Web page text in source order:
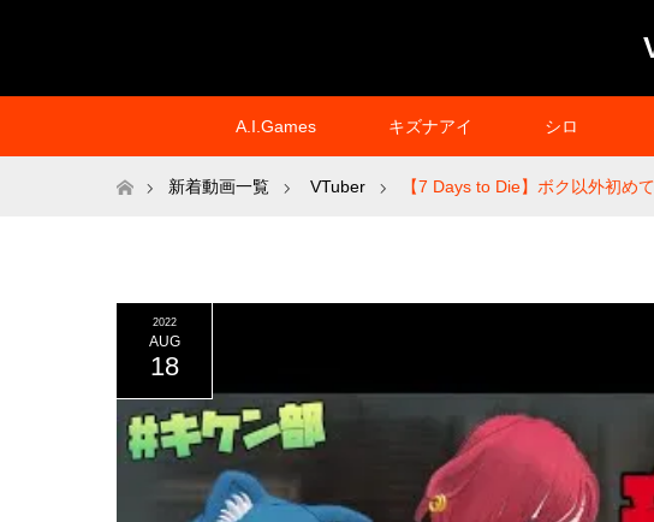
A.I.Games キズナアイ シロ
ホーム新着動画一覧 VTuber 【7 Days to Die】ボク以外初め
2022
AUG
18